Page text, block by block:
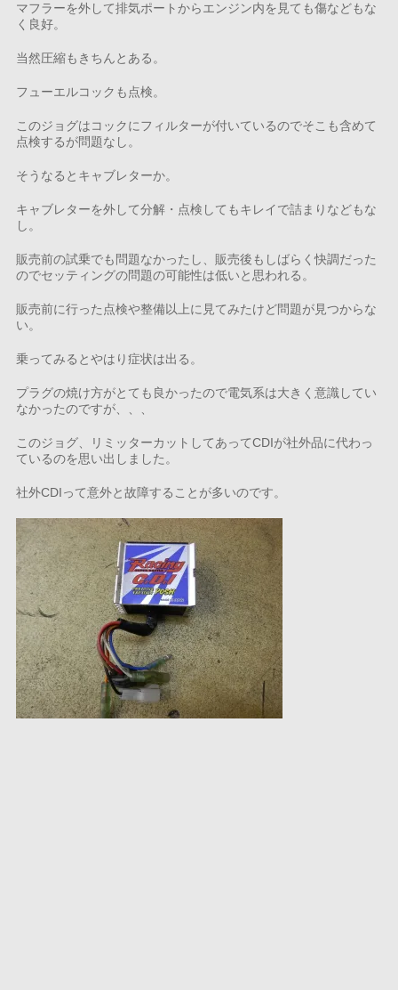
マフラーを外して排気ポートからエンジン内を見ても傷などもな
く良好。
当然圧縮もきちんとある。
フューエルコックも点検。
このジョグはコックにフィルターが付いているのでそこも含めて
点検するが問題なし。
そうなるとキャブレターか。
キャブレターを外して分解・点検してもキレイで詰まりなどもな
し。
販売前の試乗でも問題なかったし、販売後もしばらく快調だった
のでセッティングの問題の可能性は低いと思われる。
販売前に行った点検や整備以上に見てみたけど問題が見つからな
い。
乗ってみるとやはり症状は出る。
プラグの焼け方がとても良かったので電気系は大きく意識してい
なかったのですが、、、
このジョグ、リミッターカットしてあってCDIが社外品に代わっ
ているのを思い出しました。
社外CDIって意外と故障することが多いのです。